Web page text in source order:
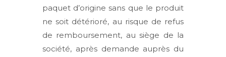
paquet d’origine sans que le produit
ne soit détérioré, au risque de refus
de remboursement, au siège de la
société, après demande auprès du